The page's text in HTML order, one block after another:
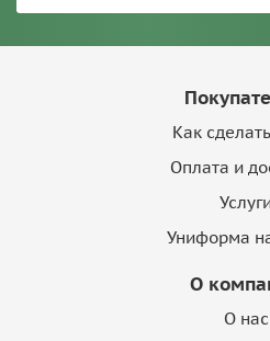
Как
Оплата и
Униформа
О
О нас